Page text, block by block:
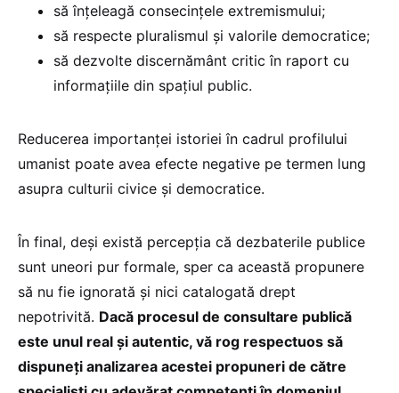
să înțeleagă consecințele extremismului;
să respecte pluralismul și valorile democratice;
să dezvolte discernământ critic în raport cu
informațiile din spațiul public.
Reducerea importanței istoriei în cadrul profilului
umanist poate avea efecte negative pe termen lung
asupra culturii civice și democratice.
În final, deși există percepția că dezbaterile publice
sunt uneori pur formale, sper ca această propunere
să nu fie ignorată și nici catalogată drept
nepotrivită. Dacă procesul de consultare publică
este unul real și autentic, vă rog respectuos să
dispuneți analizarea acestei propuneri de către